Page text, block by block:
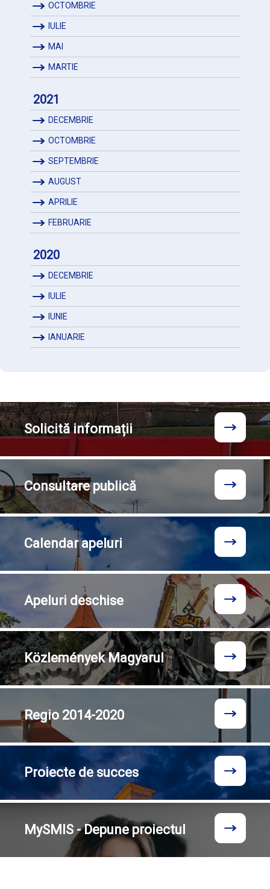
OCTOMBRIE
IULIE
MAI
MARTIE
2021
DECEMBRIE
OCTOMBRIE
SEPTEMBRIE
AUGUST
APRILIE
FEBRUARIE
2020
DECEMBRIE
IULIE
IUNIE
IANUARIE
Solicităinformații
Consultarepublică
Calendarapeluri
Apeluri deschise
KözleményekMagyarul
Regio 2014-2020
Proiecte de succes
MySMIS - Depune proiectul